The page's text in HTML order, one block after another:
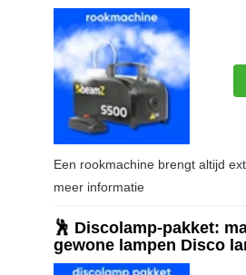
Een rookmachine brengt altijd
meer informatie
🕺 Discolamp-pakket:
gewone lampen Disco